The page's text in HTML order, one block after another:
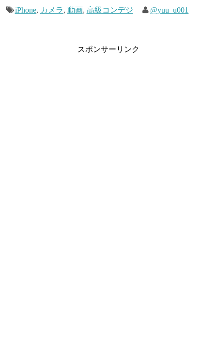
iPhone, カメラ, 動画, 高級コンデジ @yuu_u001
スポンサーリンク